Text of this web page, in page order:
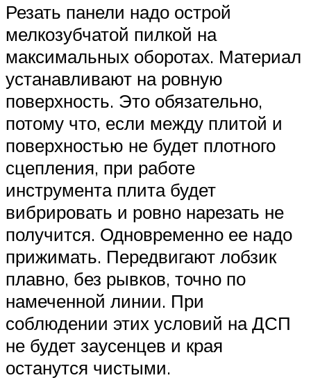
Резать панели надо острой
мелкозубчатой пилкой на
максимальных оборотах. Материал
устанавливают на ровную
поверхность. Это обязательно,
потому что, если между плитой и
поверхностью не будет плотного
сцепления, при работе
инструмента плита будет
вибрировать и ровно нарезать не
получится. Одновременно ее надо
прижимать. Передвигают лобзик
плавно, без рывков, точно по
намеченной линии. При
соблюдении этих условий на ДСП
не будет заусенцев и края
останутся чистыми.